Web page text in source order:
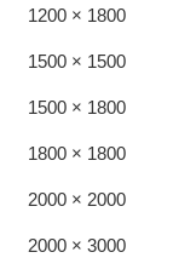
1200 × 1800
1500 × 1500
1500 × 1800
1800 × 1800
2000 × 2000
2000 × 3000